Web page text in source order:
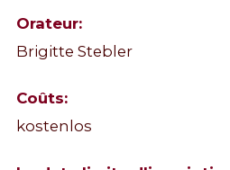
Orateur:
Brigitte Stebler
Coûts:
kostenlos